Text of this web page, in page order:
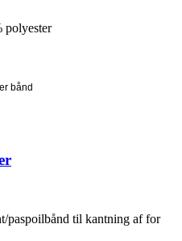
polyester
bånd
paspoilbånd til kantning af for